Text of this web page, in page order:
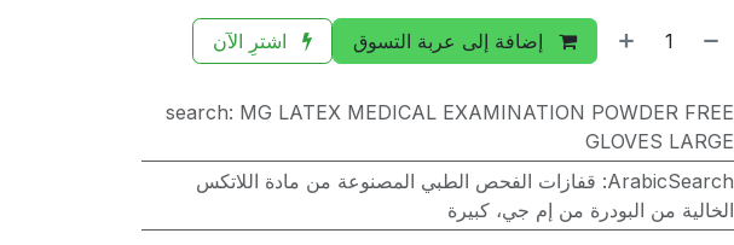
إضافة إلى عربة التسوق اشترِ الآن
search: MG LATEX MEDICAL EXAMINATION POWDER FREE
GLOVES LARGE
ArabicSearch
: قفازات الفحص الطبي المصنوعة من مادة اللاتكس
الخالية من البودرة من إم جي، كبيرة